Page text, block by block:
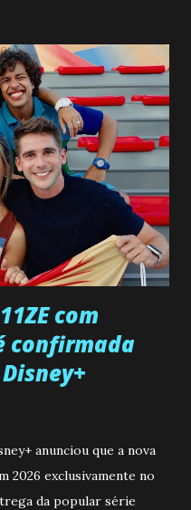
ser o tipo de
toda a vida. Camila
como seria o
seduzi-lo. Manuel avisa a
de Gabriel com Joana.
as suspeitas pelo
que ele poderia
Artur informa a Gabriel
outra paciente, que está
com
confirmada
anunciou que a nova
2026 exclusivamente no
da popular série